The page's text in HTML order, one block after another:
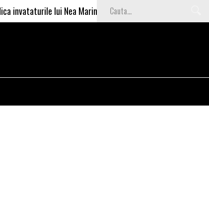
lui Nea Marin: somajul mare e o garantie pentru